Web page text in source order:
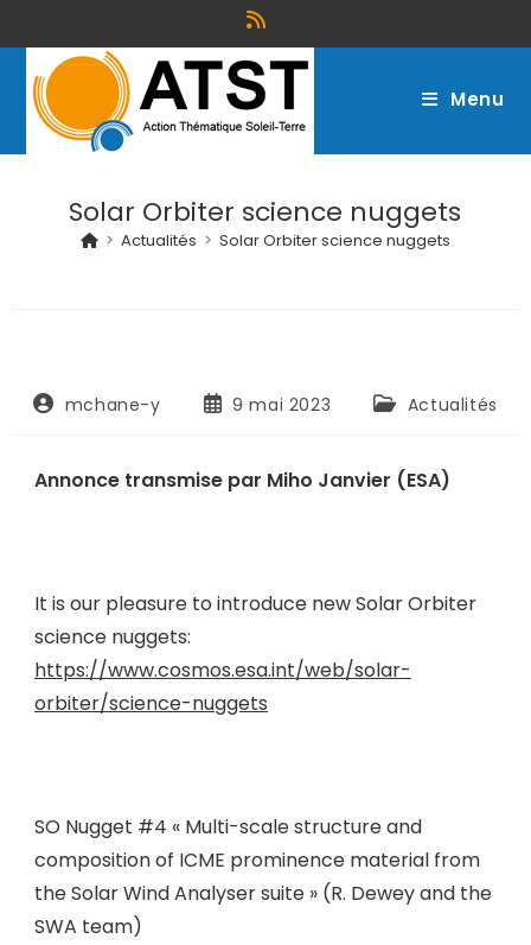
Menu
Solar Orbiter science nuggets
> Actualités > Solar Orbiter science nuggets
mchane-y 9 mai 2023 Actualités
Annonce transmise par Miho Janvier (ESA)
It is our pleasure to introduce new Solar Orbiter
science nuggets:
https://www.cosmos.esa.int/web/solar-
orbiter/science-nuggets
SO Nugget #4 « Multi-scale structure and
composition of ICME prominence material from
the Solar Wind Analyser suite » (R. Dewey and the
SWA team)